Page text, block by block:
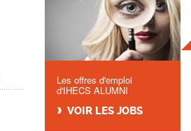
Les offres d'emploi
d'IHECS ALUMNI
VOIR LES JOBS